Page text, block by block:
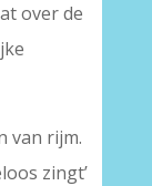
over de
van rijm.
zingt’